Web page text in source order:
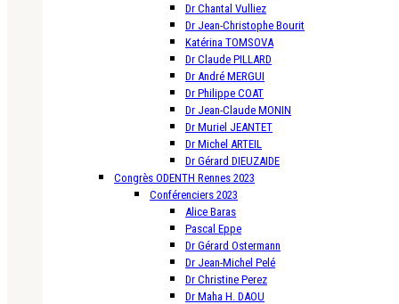
Dr Chantal Vulliez
Dr Jean-Christophe Bourit
Katérina TOMSOVA
Dr Claude PILLARD
Dr André MERGUI
Dr Philippe COAT
Dr Jean-Claude MONIN
Dr Muriel JEANTET
Dr Michel ARTEIL
Dr Gérard DIEUZAIDE
Congrès ODENTH Rennes 2023
Conférenciers 2023
Alice Baras
Pascal Eppe
Dr Gérard Ostermann
Dr Jean-Michel Pelé
Dr Christine Perez
Dr Maha H. DAOU